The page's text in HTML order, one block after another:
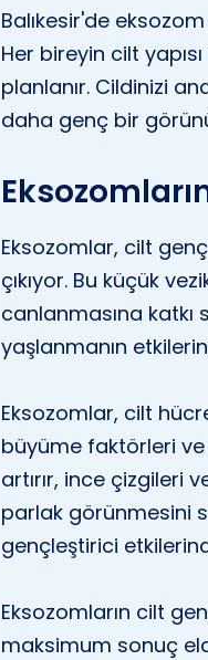
Balıkesir'de
Her bireyin cilt
planlanır. Cildinizi
daha genç bir
Eksozomlar, cilt
çıkıyor. Bu küçük
canlanmasına
yaşlanmanın
Eksozomlar, cilt
büyüme faktörleri
artırır, ince çizgileri
parlak görünmesini
gençleştirici
Eksozomların cilt
maksimum sonuç